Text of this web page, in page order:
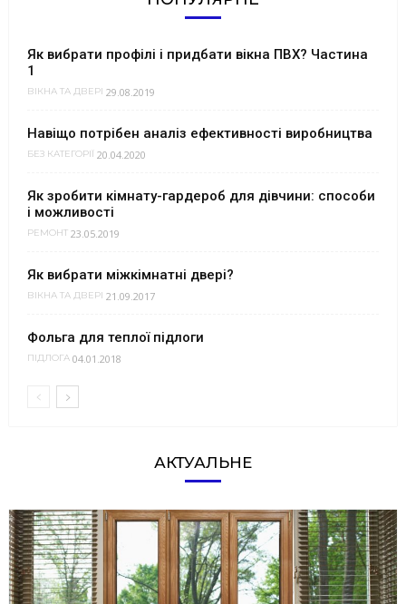
Як вибрати профілі і придбати вікна ПВХ? Частина
1
ВІКНА ТА ДВЕРІ 29.08.2019
Навіщо потрібен аналіз ефективності виробництва
БЕЗ КАТЕГОРІЇ 20.04.2020
Як зробити кімнату-гардероб для дівчини: способи
і можливості
РЕМОНТ 23.05.2019
Як вибрати міжкімнатні двері?
ВІКНА ТА ДВЕРІ 21.09.2017
Фольга для теплої підлоги
ПІДЛОГА 04.01.2018
АКТУАЛЬНЕ